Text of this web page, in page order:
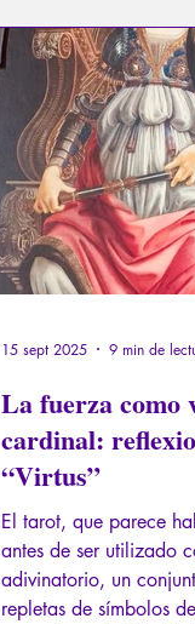
donde la locura se
cabe plantearse las
metafísica kantiana.
¿Qué debo hacer?
permitido esperar
La fuerza como
cardinal:
“Virtus”
El tarot, que parece
antes de ser utilizado
adivinatorio, un
repletas de símbolos
15 sept 2025 9 min de